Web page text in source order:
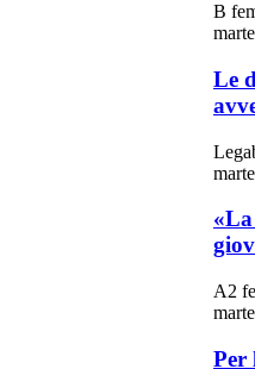
B
Le
A2
Per